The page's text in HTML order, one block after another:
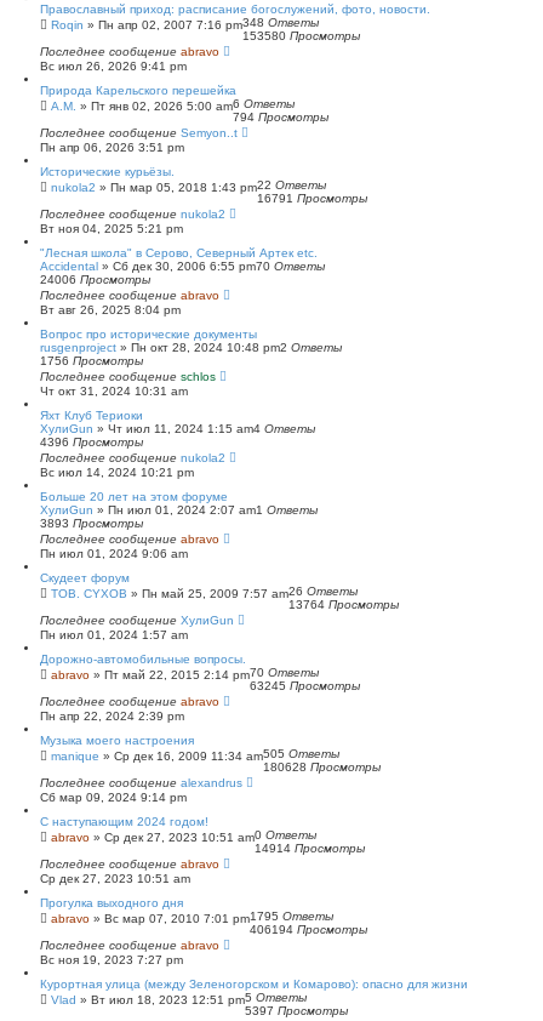
Православный приход: расписание богослужений, фото, новости.
Roqin » Пн апр 02, 2007 7:16 pm348 Ответы
153580 Просмотры
Последнее сообщение abravo
Вс июл 26, 2026 9:41 pm
Природа Карельского перешейка
А.М. » Пт янв 02, 2026 5:00 am6 Ответы
794 Просмотры
Последнее сообщение Semyon..t
Пн апр 06, 2026 3:51 pm
Исторические курьёзы.
nukola2 » Пн мар 05, 2018 1:43 pm22 Ответы
16791 Просмотры
Последнее сообщение nukola2
Вт ноя 04, 2025 5:21 pm
"Лесная школа" в Серово, Северный Артек etc.
Accidental » Сб дек 30, 2006 6:55 pm70 Ответы
24006 Просмотры
Последнее сообщение abravo
Вт авг 26, 2025 8:04 pm
Вопрос про исторические документы
rusgenproject » Пн окт 28, 2024 10:48 pm2 Ответы
1756 Просмотры
Последнее сообщение schlos
Чт окт 31, 2024 10:31 am
Яхт Клуб Териоки
ХулиGun » Чт июл 11, 2024 1:15 am4 Ответы
4396 Просмотры
Последнее сообщение nukola2
Вс июл 14, 2024 10:21 pm
Больше 20 лет на этом форуме
ХулиGun » Пн июл 01, 2024 2:07 am1 Ответы
3893 Просмотры
Последнее сообщение abravo
Пн июл 01, 2024 9:06 am
Скудеет форум
TOB. CYXOB » Пн май 25, 2009 7:57 am26 Ответы
13764 Просмотры
Последнее сообщение ХулиGun
Пн июл 01, 2024 1:57 am
Дорожно-автомобильные вопросы.
abravo » Пт май 22, 2015 2:14 pm70 Ответы
63245 Просмотры
Последнее сообщение abravo
Пн апр 22, 2024 2:39 pm
Музыка моего настроения
manique » Ср дек 16, 2009 11:34 am505 Ответы
180628 Просмотры
Последнее сообщение alexandrus
Сб мар 09, 2024 9:14 pm
С наступающим 2024 годом!
abravo » Ср дек 27, 2023 10:51 am0 Ответы
14914 Просмотры
Последнее сообщение abravo
Ср дек 27, 2023 10:51 am
Прогулка выходного дня
abravo » Вс мар 07, 2010 7:01 pm1795 Ответы
406194 Просмотры
Последнее сообщение abravo
Вс ноя 19, 2023 7:27 pm
Курортная улица (между Зеленогорском и Комарово): опасно для жизни
Vlad » Вт июл 18, 2023 12:51 pm5 Ответы
5397 Просмотры